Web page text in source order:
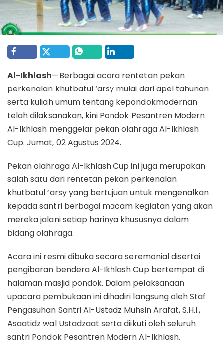
Al-Ikhlash—Berbagai acara rentetan pekan
perkenalan khutbatul ‘arsy mulai dari apel tahunan
serta kuliah umum tentang kepondokmodernan
telah dilaksanakan, kini Pondok Pesantren Modern
Al-Ikhlash menggelar pekan olahraga Al-Ikhlash
Cup. Jumat, 02 Agustus 2024.
Pekan olahraga Al-Ikhlash Cup ini juga merupakan
salah satu dari rentetan pekan perkenalan
khutbatul ‘arsy yang bertujuan untuk mengenalkan
kepada santri berbagai macam kegiatan yang akan
mereka jalani setiap harinya khususnya dalam
bidang olahraga.
Acara ini resmi dibuka secara seremonial disertai
pengibaran bendera Al-Ikhlash Cup bertempat di
halaman masjid pondok. Dalam pelaksanaan
upacara pembukaan ini dihadiri langsung oleh Staf
Pengasuhan Santri Al-Ustadz Muhsin Arafat, S.H.I.,
Asaatidz wal Ustadzaat serta diikuti oleh seluruh
santri Pondok Pesantren Modern Al-Ikhlash.